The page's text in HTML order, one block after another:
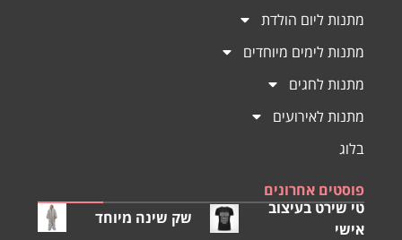
מתנות ליום הולדת
מתנות לימים מיוחדים
מתנות לחגים
מתנות לאירועים
בלוג
פוסטים אחרונים
טי שירט בעיצוב
אישי
שק שינה מיוחד